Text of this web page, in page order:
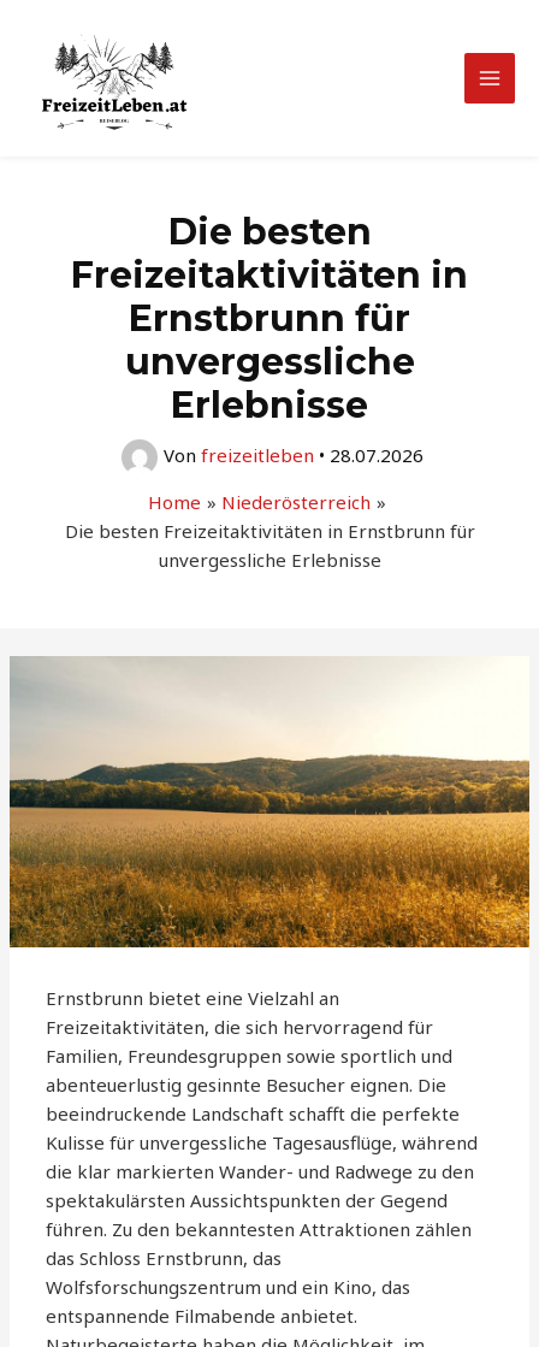
springen
Main
Die besten
Freizeitaktivitäten in
Ernstbrunn für
unvergessliche
Erlebnisse
Von freizeitleben • 28.07.2026
Home
Niederösterreich
Die besten Freizeitaktivitäten in Ernstbrunn für
unvergessliche Erlebnisse
Ernstbrunn bietet eine Vielzahl an
Freizeitaktivitäten, die sich hervorragend für
Familien, Freundesgruppen sowie sportlich und
abenteuerlustig gesinnte Besucher eignen. Die
beeindruckende Landschaft schafft die perfekte
Kulisse für unvergessliche Tagesausflüge, während
die klar markierten Wander- und Radwege zu den
spektakulärsten Aussichtspunkten der Gegend
führen. Zu den bekanntesten Attraktionen zählen
das Schloss Ernstbrunn, das
Wolfsforschungszentrum und ein Kino, das
entspannende Filmabende anbietet.